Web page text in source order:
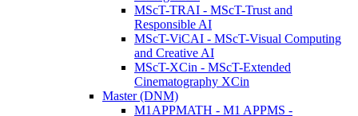
MScT-TRAI - MScT-Trust and
Responsible AI
MScT-ViCAI - MScT-Visual Computing
and Creative AI
MScT-XCin - MScT-Extended
Cinematography XCin
Master (DNM)
M1APPMATH - M1 APPMS -